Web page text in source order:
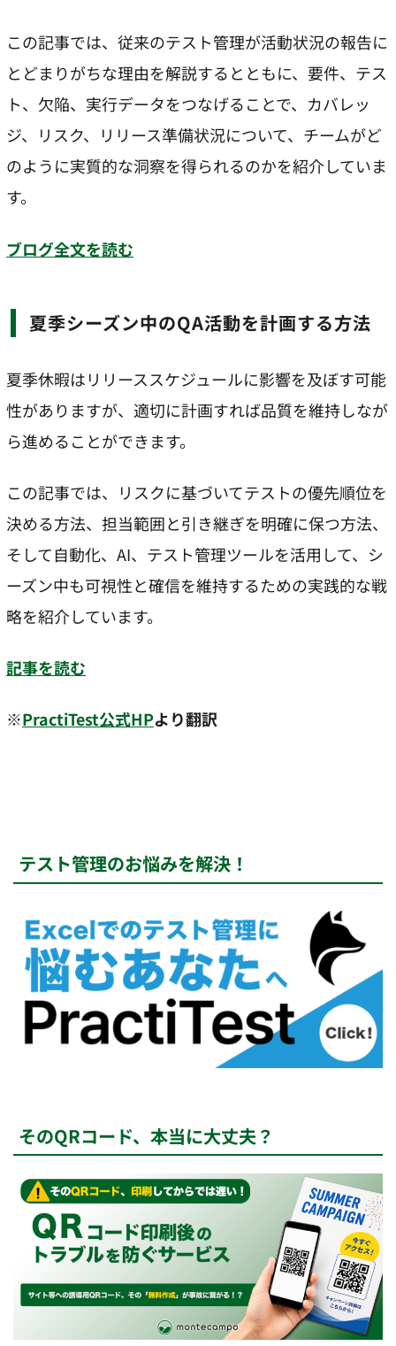
この記事では、従来のテスト管理が活動状況の報告に
とどまりがちな理由を解説するとともに、要件、テス
ト、欠陥、実行データをつなげることで、カバレッ
ジ、リスク、リリース準備状況について、チームがど
のように実質的な洞察を得られるのかを紹介していま
す。
ブログ全文を読む
夏季シーズン中のQA活動を計画する方法
夏季休暇はリリーススケジュールに影響を及ぼす可能
性がありますが、適切に計画すれば品質を維持しなが
ら進めることができます。
この記事では、リスクに基づいてテストの優先順位を
決める方法、担当範囲と引き継ぎを明確に保つ方法、
そして自動化、AI、テスト管理ツールを活用して、シ
ーズン中も可視性と確信を維持するための実践的な戦
略を紹介しています。
記事を読む
※PractiTest公式HPより翻訳
テスト管理のお悩みを解決！
そのQRコード、本当に大丈夫？